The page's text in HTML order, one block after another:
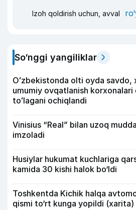
Izoh qoldirish uchun, avval
So‘nggi yangiliklar
Oʻzbekistonda olti oyda savdo,
umumiy ovqatlanish korxonalari
toʻlagani ochiqlandi
Vinisius “Real” bilan uzoq
imzoladi
Husiylar hukumat kuchlariga
kamida 30 kishi halok bo‘ldi
Toshkentda Kichik halqa
qismi to‘rt kunga yopildi (xarita)